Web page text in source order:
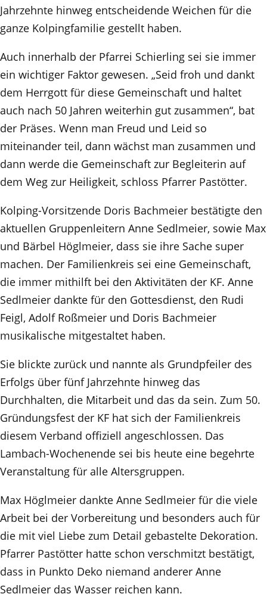
Jahrzehnte hinweg entscheidende Weichen für die
ganze Kolpingfamilie gestellt haben.
Auch innerhalb der Pfarrei Schierling sei sie immer
ein wichtiger Faktor gewesen. „Seid froh und dankt
dem Herrgott für diese Gemeinschaft und haltet
auch nach 50 Jahren weiterhin gut zusammen“, bat
der Präses. Wenn man Freud und Leid so
miteinander teil, dann wächst man zusammen und
dann werde die Gemeinschaft zur Begleiterin auf
dem Weg zur Heiligkeit, schloss Pfarrer Pastötter.
Kolping-Vorsitzende Doris Bachmeier bestätigte den
aktuellen Gruppenleitern Anne Sedlmeier, sowie Max
und Bärbel Höglmeier, dass sie ihre Sache super
machen. Der Familienkreis sei eine Gemeinschaft,
die immer mithilft bei den Aktivitäten der KF. Anne
Sedlmeier dankte für den Gottesdienst, den Rudi
Feigl, Adolf Roßmeier und Doris Bachmeier
musikalische mitgestaltet haben.
Sie blickte zurück und nannte als Grundpfeiler des
Erfolgs über fünf Jahrzehnte hinweg das
Durchhalten, die Mitarbeit und das da sein. Zum 50.
Gründungsfest der KF hat sich der Familienkreis
diesem Verband offiziell angeschlossen. Das
Lambach-Wochenende sei bis heute eine begehrte
Veranstaltung für alle Altersgruppen.
Max Höglmeier dankte Anne Sedlmeier für die viele
Arbeit bei der Vorbereitung und besonders auch für
die mit viel Liebe zum Detail gebastelte Dekoration.
Pfarrer Pastötter hatte schon verschmitzt bestätigt,
dass in Punkto Deko niemand anderer Anne
Sedlmeier das Wasser reichen kann.